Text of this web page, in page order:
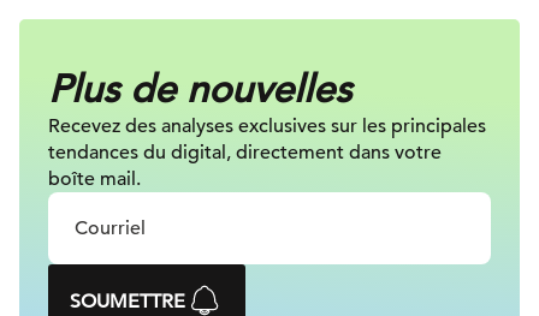
Plus de nouvelles
Recevez des analyses exclusives sur les principales
tendances du digital, directement dans votre
boîte mail.
SOUMETTRE